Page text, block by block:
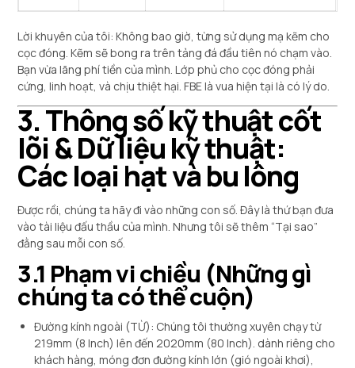
Lời khuyên của tôi: Không bao giờ, từng sử dụng mạ kẽm cho
cọc đóng. Kẽm sẽ bong ra trên tảng đá đầu tiên nó chạm vào.
Bạn vừa lãng phí tiền của mình. Lớp phủ cho cọc đóng phải
cứng, linh hoạt, và chịu thiệt hại. FBE là vua hiện tại là có lý do.
3. Thông số kỹ thuật cốt
lõi & Dữ liệu kỹ thuật:
Các loại hạt và bu lông
Được rồi, chúng ta hãy đi vào những con số. Đây là thứ bạn đưa
vào tài liệu đấu thầu của mình. Nhưng tôi sẽ thêm “Tại sao”
đằng sau mỗi con số.
3.1 Phạm vi chiều (Những gì
chúng ta có thể cuộn)
Đường kính ngoài (TỪ): Chúng tôi thường xuyên chạy từ
219mm (8 Inch) lên đến 2020mm (80 Inch). dành riêng cho
khách hàng, móng đơn đường kính lớn (gió ngoài khơi),